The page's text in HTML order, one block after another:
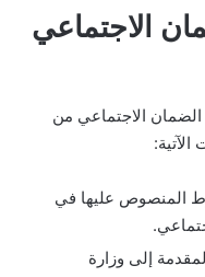
الاجتماعي
الاجتماعي من
المنصوص عليها في
إلى وزارة